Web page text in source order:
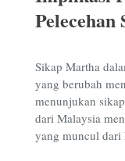
Pelecehan
Sikap Martha
yang berubah
menunjukan
dari Malaysia
yang muncul dari